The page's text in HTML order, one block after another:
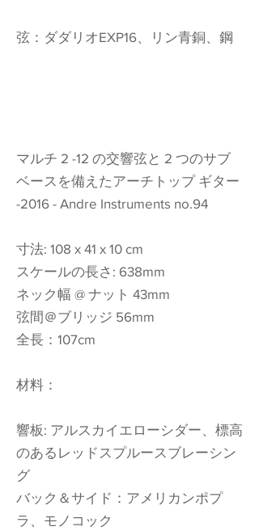
弦：ダダリオEXP16、リン青銅、鋼
マルチ 2 -12 の交響弦と 2 つのサブ
ベースを備えたアーチトップ ギター
-2016 - Andre Instruments no.94
寸法: 108 x 41 x 10 cm
スケールの長さ: 638mm
ネック幅 @ ナット 43mm
弦間＠ブリッジ 56mm
全長：107cm
材料：
響板: アルスカイエローシダー、標高
のあるレッドスプルースブレーシン
グ
バック＆サイド：アメリカンポプ
ラ、モノコック